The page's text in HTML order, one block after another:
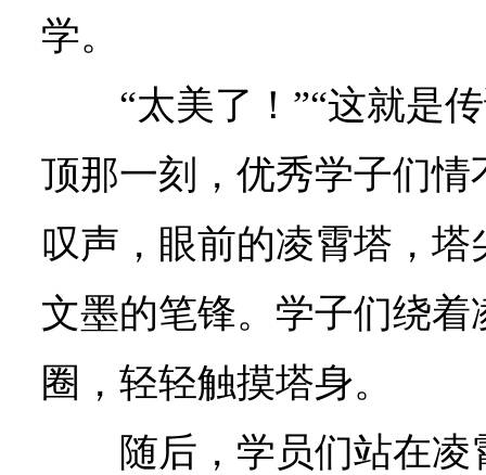
学。
“太美了！”“这就是
顶那一刻，优秀学子们
叹声，眼前的凌霄塔，
文墨的笔锋。学子们绕
圈，轻轻触摸塔身。
随后，学员们站在